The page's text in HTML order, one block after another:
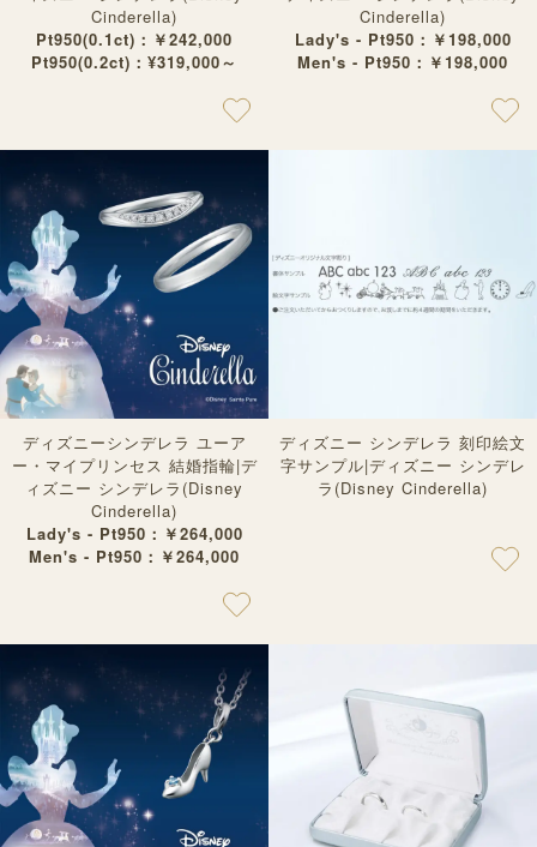
Cinderella)
Pt950(0.1ct)：￥242,000
Pt950(0.2ct)：¥319,000～
Cinderella)
Lady's - Pt950：￥198,000
Men's - Pt950：￥198,000
ディズニーシンデレラ ユーア
ー・マイプリンセス 結婚指輪|デ
ィズニー シンデレラ(Disney
Cinderella)
Lady's - Pt950：￥264,000
Men's - Pt950：￥264,000
ディズニー シンデレラ 刻印絵文
字サンプル|ディズニー シンデレ
ラ(Disney Cinderella)